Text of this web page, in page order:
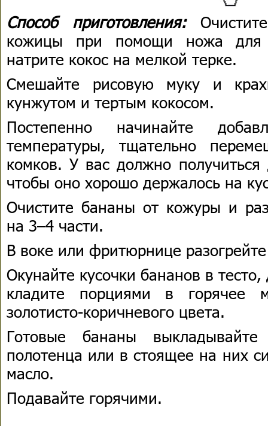
Способ приготовления:
кожицы при помощи ножа для
натрите кокос на мелкой терке.
Смешайте рисовую муку и
кунжутом и тертым кокосом.
Постепенно начинайте
температуры, тщательно
комков. У вас должно получиться
чтобы оно хорошо держалось на
Очистите бананы от кожуры и
на 3–4 части.
В воке или фритюрнице
Окунайте кусочки бананов в
кладите порциями в горячее
золотисто-коричневого цвета.
Готовые бананы
полотенца или в стоящее на них
масло.
Подавайте горячими.